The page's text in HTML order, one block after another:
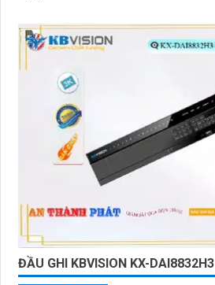
ĐẦU GHI KBVISION KX-DAI8832H3